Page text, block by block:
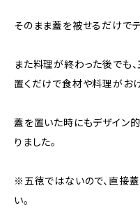
そのまま蓋を被せるだけで
また料理が終わった後でも
置くだけで食材や料理がお
蓋を置いた時にもデザイン
りました。
※五徳ではないので、直接
い。